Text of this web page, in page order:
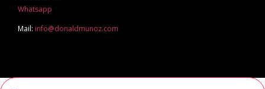
Whatsapp
Mail: info@donaldmunoz.com